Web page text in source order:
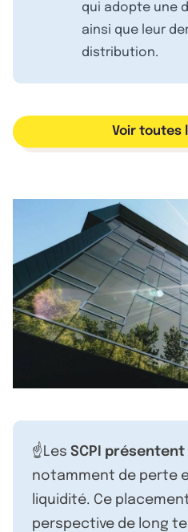
qui adopte une
ainsi que leur
distribution.
Voir toutes
☝️Les SCPI
notamment de perte
liquidité. Ce
perspective de long